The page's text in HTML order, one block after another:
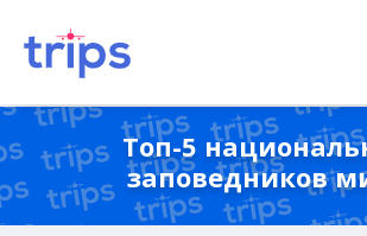
Топ-5
заповедников